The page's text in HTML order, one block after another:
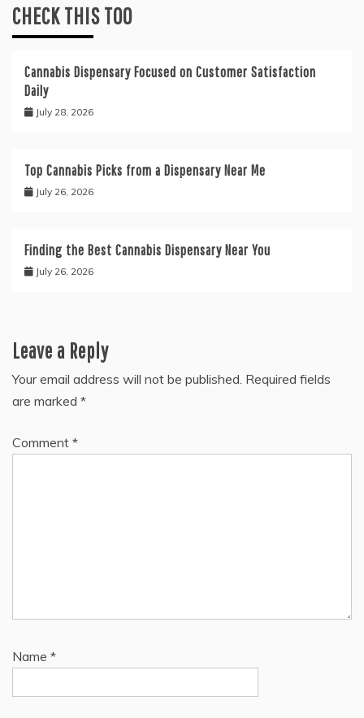
CHECK THIS TOO
Cannabis Dispensary Focused on Customer Satisfaction
Daily
July 28, 2026
Top Cannabis Picks from a Dispensary Near Me
July 26, 2026
Finding the Best Cannabis Dispensary Near You
July 26, 2026
Leave a Reply
Your email address will not be published. Required fields
are marked *
Comment *
Name *